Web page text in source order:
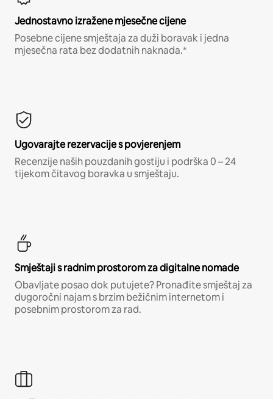
Jednostavno izražene mjesečne cijene
Posebne cijene smještaja za duži boravak i jedna
mjesečna rata bez dodatnih naknada.*
Ugovarajte rezervacije s povjerenjem
Recenzije naših pouzdanih gostiju i podrška 0 – 24
tijekom čitavog boravka u smještaju.
Smještaji s radnim prostorom za digitalne nomade
Obavljate posao dok putujete? Pronađite smještaj za
dugoročni najam s brzim bežičnim internetom i
posebnim prostorom za rad.